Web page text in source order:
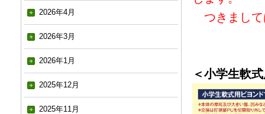
2026年4月
2026年3月
2026年1月
2025年12月
2025年11月
つきまして
＜小学生軟